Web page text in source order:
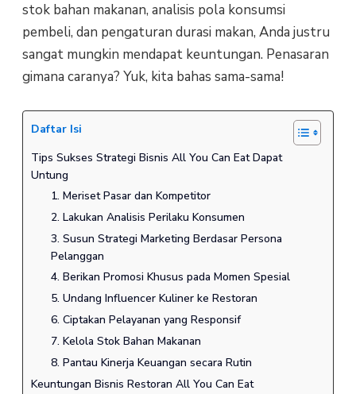
stok bahan makanan, analisis pola konsumsi
pembeli, dan pengaturan durasi makan, Anda justru
sangat mungkin mendapat keuntungan. Penasaran
gimana caranya? Yuk, kita bahas sama-sama!
Daftar Isi
Tips Sukses Strategi Bisnis All You Can Eat Dapat
Untung
1. Meriset Pasar dan Kompetitor
2. Lakukan Analisis Perilaku Konsumen
3. Susun Strategi Marketing Berdasar Persona
Pelanggan
4. Berikan Promosi Khusus pada Momen Spesial
5. Undang Influencer Kuliner ke Restoran
6. Ciptakan Pelayanan yang Responsif
7. Kelola Stok Bahan Makanan
8. Pantau Kinerja Keuangan secara Rutin
Keuntungan Bisnis Restoran All You Can Eat